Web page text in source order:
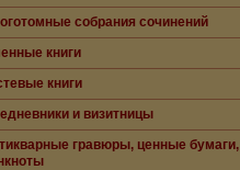
собрания сочинений
книги
книги
и визитницы
гравюры, ценные бумаги,